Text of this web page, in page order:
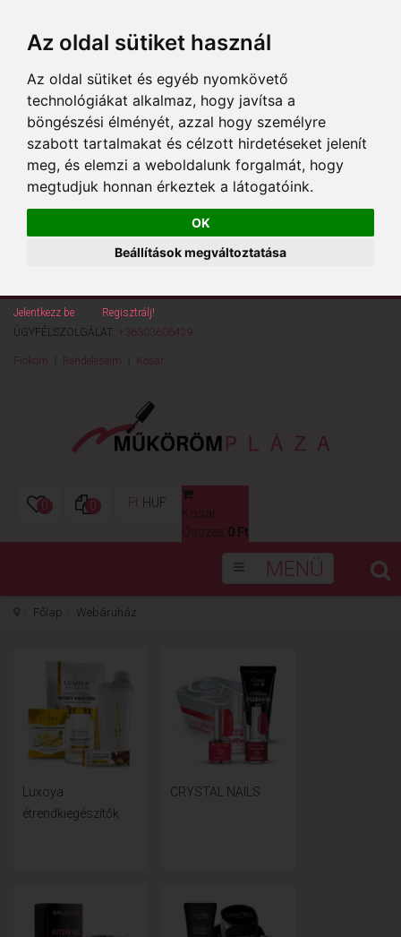
Az oldal sütiket használ
Az oldal sütiket és egyéb nyomkövető
technológiákat alkalmaz, hogy javítsa a
böngészési élményét, azzal hogy személyre
szabott tartalmakat és célzott hirdetéseket jelenít
meg, és elemzi a weboldalunk forgalmát, hogy
megtudjuk honnan érkeztek a látogatóink.
OK
Beállítások megváltoztatása
Jelentkezz be
Regisztrálj!
ÜGYFÉLSZOLGÁLAT: +36303606429
Fiókom Rendeléseim Kosár
0 0 Ft HUF
Kosár
Összes: 0 Ft
MENÜ
Főlap Webáruház
Luxoya
étrendkiegészítők
CRYSTAL NAILS